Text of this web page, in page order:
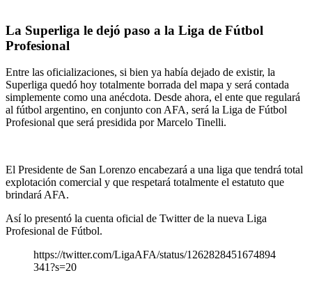
La Superliga le dejó paso a la Liga de Fútbol
Profesional
Entre las oficializaciones, si bien ya había dejado de existir, la
Superliga quedó hoy totalmente borrada del mapa y será contada
simplemente como una anécdota. Desde ahora, el ente que regulará
al fútbol argentino, en conjunto con AFA, será la Liga de Fútbol
Profesional que será presidida por Marcelo Tinelli.
El Presidente de San Lorenzo encabezará a una liga que tendrá total
explotación comercial y que respetará totalmente el estatuto que
brindará AFA.
Así lo presentó la cuenta oficial de Twitter de la nueva Liga
Profesional de Fútbol.
https://twitter.com/LigaAFA/status/1262828451674894
341?s=20